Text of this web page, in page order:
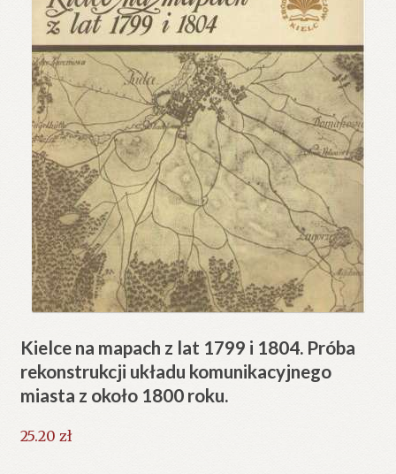
Kielce na mapach z lat 1799 i 1804. Próba
rekonstrukcji układu komunikacyjnego
miasta z około 1800 roku.
25.20 zł